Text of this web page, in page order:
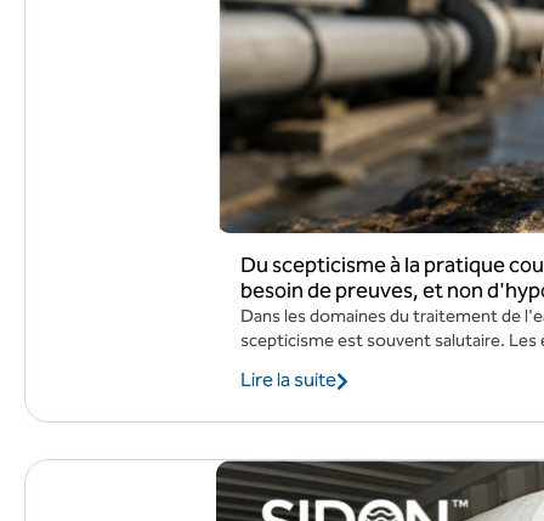
Du scepticisme à la pratique
besoin de preuves, et non
Dans les domaines du traitement de
scepticisme est souvent salutaire.
Lire la suite